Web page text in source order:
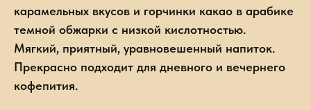
карамельных вкусов и горчинки какао в арабике
темной обжарки с низкой кислотностью.
Мягкий, приятный, уравновешенный напиток.
Прекрасно подходит для дневного и вечернего
кофепития.